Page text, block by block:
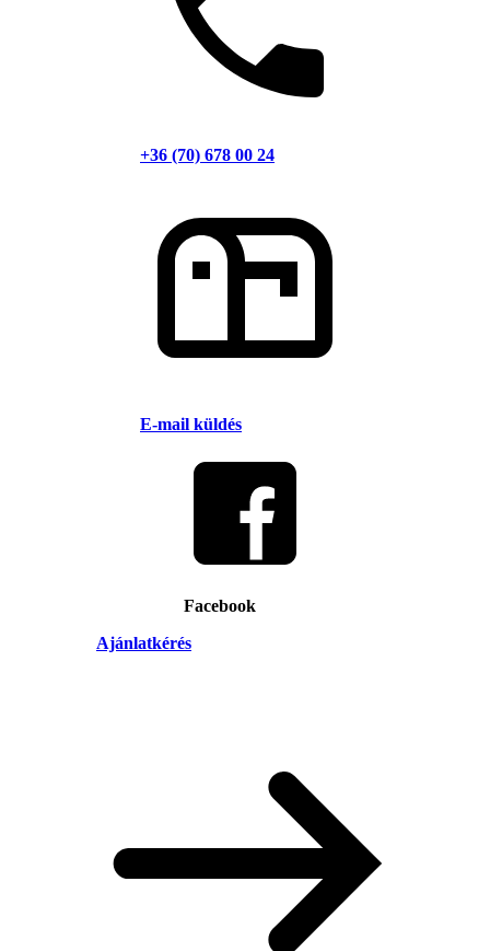
+36 (70) 678 00 24
E-mail küldés
Facebook
Ajánlatkérés